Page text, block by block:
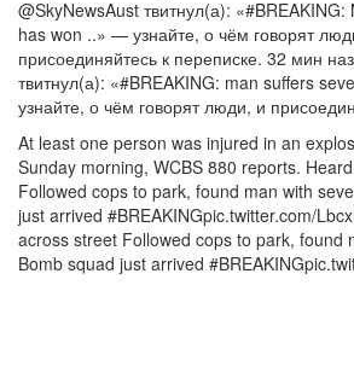
@SkyNewsAust твитнул(а):
has won ..» — узнайте, о чём говорят
присоединяйтесь к переписке. 32 мин
твитнул(а): «#BREAKING: man suffers
узнайте, о чём говорят люди, и
At least one person was injured in an
Sunday morning, WCBS 880 reports.
Followed cops to park, found man with
just arrived #BREAKINGpic.twitter.com/
across street Followed cops to park, found
Bomb squad just arrived